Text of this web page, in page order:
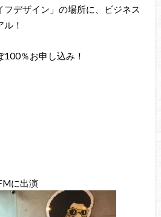
フデザイン」の場所に、ビジネス
！
％お申し込み！
に出演